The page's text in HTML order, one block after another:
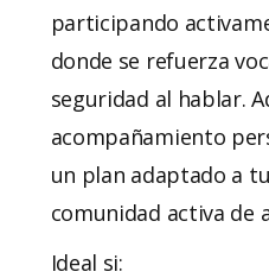
participando
donde se refuerza
seguridad al hablar.
acompañamiento
un plan adaptado a
comunidad activa de
Ideal si: